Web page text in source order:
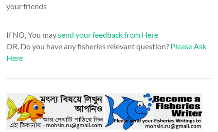
your friends
If NO, You maysend your feedback from Here
OR, Do you have any fisheries relevant question? Please Ask
Here